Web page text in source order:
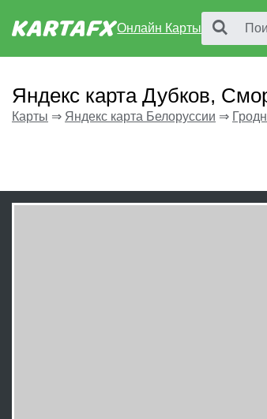
Онлайн Карты
Яндекс карта Дубков,
Карты ⇒ Яндекс карта Белоруссии ⇒